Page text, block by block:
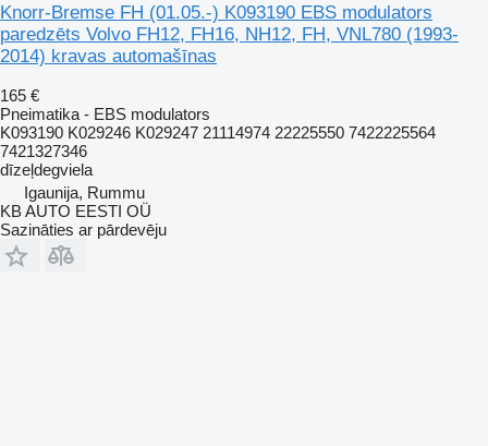
Knorr-Bremse FH (01.05.-) K093190 EBS modulators
paredzēts Volvo FH12, FH16, NH12, FH, VNL780 (1993-
2014) kravas automašīnas
165 €
Pneimatika - EBS modulators
K093190 K029246 K029247 21114974 22225550 7422225564
7421327346
dīzeļdegviela
Igaunija, Rummu
KB AUTO EESTI OÜ
Sazināties ar pārdevēju